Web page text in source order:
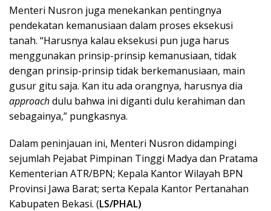
Menteri Nusron juga menekankan pentingnya
pendekatan kemanusiaan dalam proses eksekusi
tanah. “Harusnya kalau eksekusi pun juga harus
menggunakan prinsip-prinsip kemanusiaan, tidak
dengan prinsip-prinsip tidak berkemanusiaan, main
gusur gitu saja. Kan itu ada orangnya, harusnya dia
approachdulu bahwa ini diganti dulu kerahiman dan
sebagainya,” pungkasnya.
Dalam peninjauan ini, Menteri Nusron didampingi
sejumlah Pejabat Pimpinan Tinggi Madya dan Pratama
Kementerian ATR/BPN; Kepala Kantor Wilayah BPN
Provinsi Jawa Barat; serta Kepala Kantor Pertanahan
Kabupaten Bekasi. (LS/PHAL)